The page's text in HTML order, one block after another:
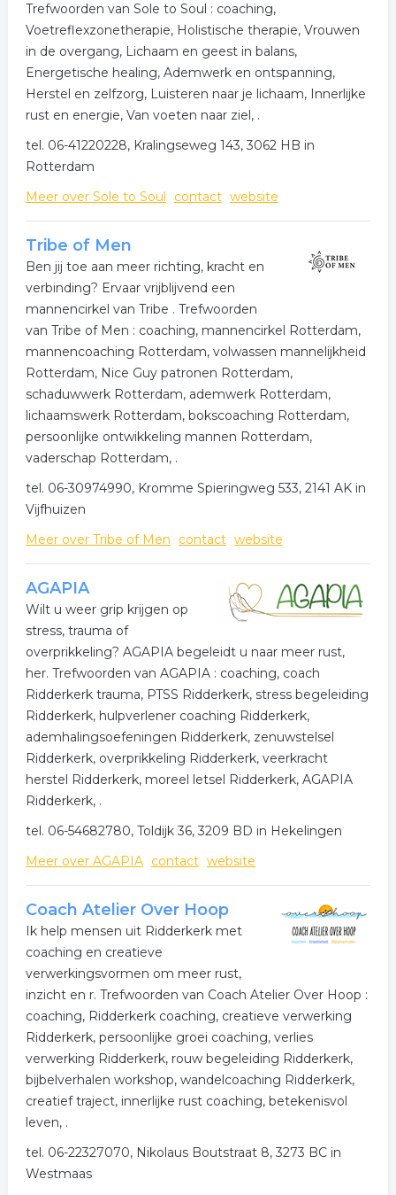
Trefwoorden van Sole to Soul : coaching,
Voetreflexzonetherapie, Holistische therapie, Vrouwen
in de overgang, Lichaam en geest in balans,
Energetische healing, Ademwerk en ontspanning,
Herstel en zelfzorg, Luisteren naar je lichaam, Innerlijke
rust en energie, Van voeten naar ziel, .
tel. 06-41220228, Kralingseweg 143, 3062 HB in
Rotterdam
Meer over Sole to Soul
contact website
Tribe of Men
Ben jij toe aan meer richting, kracht en
verbinding? Ervaar vrijblijvend een
mannencirkel van Tribe . Trefwoorden
van Tribe of Men : coaching, mannencirkel Rotterdam,
mannencoaching Rotterdam, volwassen mannelijkheid
Rotterdam, Nice Guy patronen Rotterdam,
schaduwwerk Rotterdam, ademwerk Rotterdam,
lichaamswerk Rotterdam, bokscoaching Rotterdam,
persoonlijke ontwikkeling mannen Rotterdam,
vaderschap Rotterdam, .
tel. 06-30974990, Kromme Spieringweg 533, 2141 AK in
Vijfhuizen
Meer over Tribe of Men
contact website
AGAPIA
Wilt u weer grip krijgen op
stress, trauma of
overprikkeling? AGAPIA begeleidt u naar meer rust,
her. Trefwoorden van AGAPIA : coaching, coach
Ridderkerk trauma, PTSS Ridderkerk, stress begeleiding
Ridderkerk, hulpverlener coaching Ridderkerk,
ademhalingsoefeningen Ridderkerk, zenuwstelsel
Ridderkerk, overprikkeling Ridderkerk, veerkracht
herstel Ridderkerk, moreel letsel Ridderkerk, AGAPIA
Ridderkerk, .
tel. 06-54682780, Toldijk 36, 3209 BD in Hekelingen
Meer over AGAPIA contact website
Coach Atelier Over Hoop
Ik help mensen uit Ridderkerk met
coaching en creatieve
verwerkingsvormen om meer rust,
inzicht en r. Trefwoorden van Coach Atelier Over Hoop :
coaching, Ridderkerk coaching, creatieve verwerking
Ridderkerk, persoonlijke groei coaching, verlies
verwerking Ridderkerk, rouw begeleiding Ridderkerk,
bijbelverhalen workshop, wandelcoaching Ridderkerk,
creatief traject, innerlijke rust coaching, betekenisvol
leven, .
tel. 06-22327070, Nikolaus Boutstraat 8, 3273 BC in
Westmaas